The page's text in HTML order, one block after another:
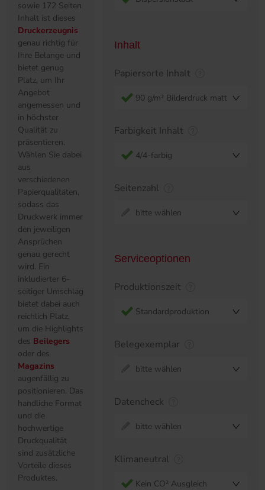
sowie 172 Seiten
Inhalt ist dieses
Druckerzeugnis
genau richtig für
Ihre Belange und
bietet genug
Platz, um Ihr
Angebot
angemessen und
in höchster
Qualität zu
präsentieren.
Wählen Sie dabei
aus
verschiedenen
Papierqualitäten,
sodass das
Druckwerk immer
den jeweiligen
Ansprüchen
genau gerecht
wird. Ein
inkludierter 6-
seitiger Umschlag
bietet dabei auch
reichlich Platz,
um die Highlights
des Beilegers
oder des
Magazins
augenfällig zu
positionieren. Das
handliche Format
und die
hochwertige
Druckqualität
sind zusätzliche
Vorteile dieses
Produktes.
Inhalt
Papiersorte Inhalt
90 g/m² Bilderdruck matt
Farbigkeit Inhalt
4/4-farbig
Seitenzahl
bitte wählen
Serviceoptionen
Produktionszeit
Standardproduktion
Belegexemplar
bitte wählen
Datencheck
bitte wählen
Klimaneutral
Kein CO² Ausgleich